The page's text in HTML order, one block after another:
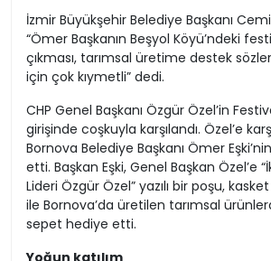
İzmir Büyükşehir Belediye Başkanı
“Ömer Başkanın Beşyol Köyü’ndeki
çıkması, tarımsal üretime destek
için çok kıymetli” dedi.
CHP Genel Başkanı Özgür Özel’in
girişinde coşkuyla karşılandı. Özel’e
Bornova Belediye Başkanı Ömer
etti. Başkan Eşki, Genel Başkan Özel’e
Lideri Özgür Özel” yazılı bir poşu,
ile Bornova’da üretilen tarımsal
sepet hediye etti.
Yoğun katılım